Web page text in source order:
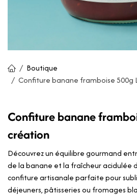
Boutique
Confiture banane framboise 500g
Confiture banane
création
Découvrez un équilibre gourmand
de la banane et la fraîcheur acidulée
confiture artisanale parfaite pour
déjeuners, pâtisseries ou fromages